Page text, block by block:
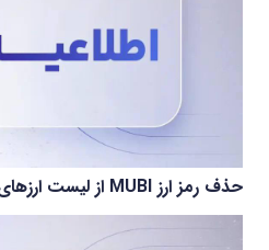
حذف رمز ارز MUBI از لیست ارزهای قابل معامله اوکی اکسچنج